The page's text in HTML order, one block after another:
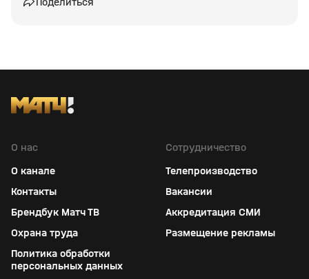
О нас
О канале
Контакты
Брендбук Матч ТВ
Охрана труда
Политика обработки
персональных данных
Сотрудничество
Телепроизводство
Вакансии
Аккредитация СМИ
Размещение рекламы